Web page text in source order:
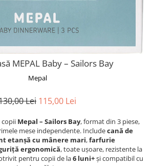
MEPAL Baby – Sailors Bay
Mepal
Lei 115,00 Lei
copii Mepal – Sailors Bay, format din 3 piese,
mese independente. Includecană de
etanșă cu mânere mari,farfurie
ergonomică, toate ușoare, rezistente la
pentru copii de la6 luni+și compatibil cu